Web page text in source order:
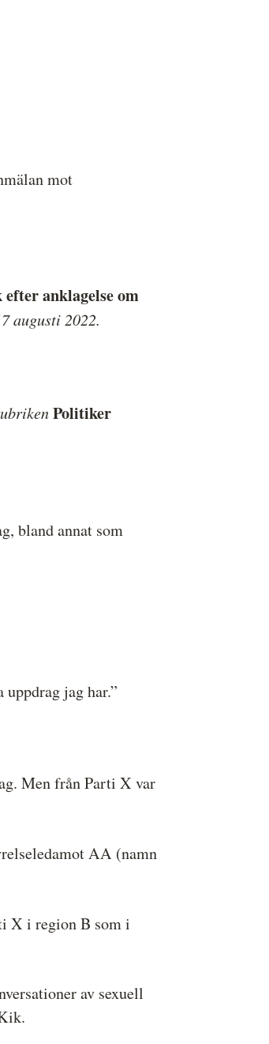
mot
efter anklagelse om
augusti 2022.
Politiker
bland annat som
jag har.”
Men från Parti X var
AA (namn
X i region B som i
av sexuell